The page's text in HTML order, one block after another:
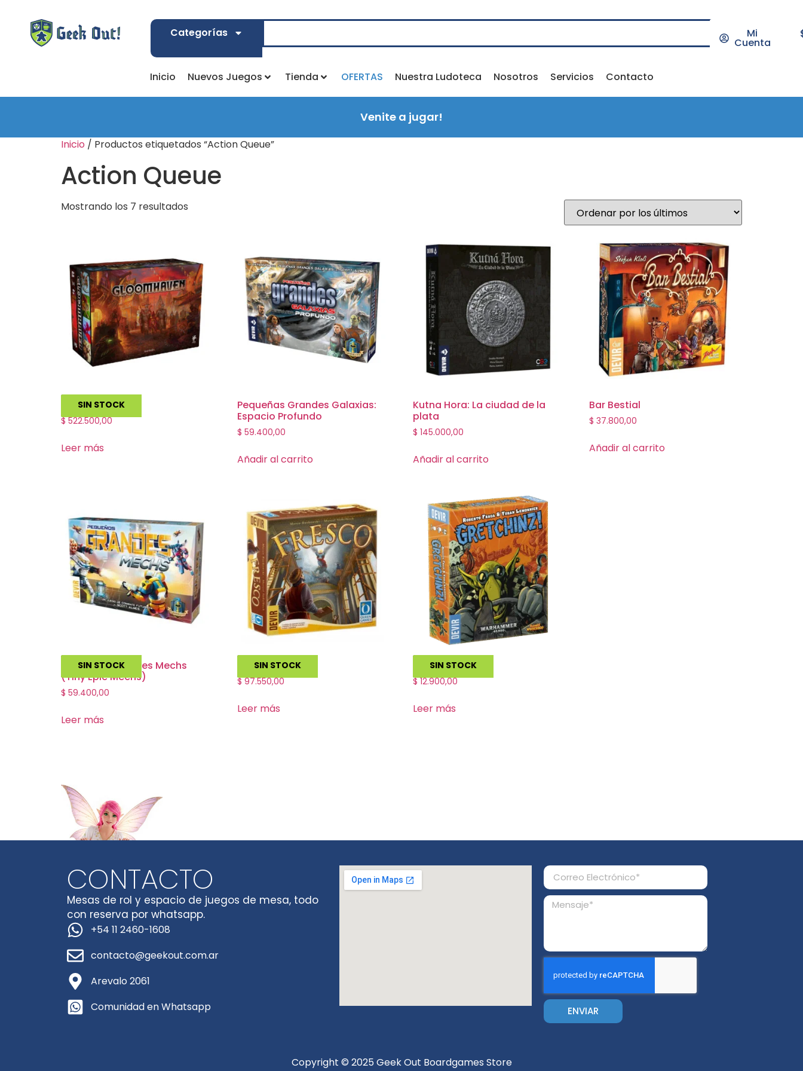
Categorías Mi
Cuenta
Inicio Nuevos Juegos Tienda OFERTAS Nuestra Ludoteca Nosotros Servicios Contacto
Venite a jugar!
Inicio / Productos etiquetados “Action Queue”
Action Queue
Mostrando los 7 resultados
SIN STOCK
Gloomhaven
$ 522.500,00
Leer más
Pequeñas Grandes Galaxias:
Espacio Profundo
$ 59.400,00
Añadir al carrito
Kutna Hora: La ciudad de la
plata
$ 145.000,00
Añadir al carrito
Bar Bestial
$ 37.800,00
Añadir al carrito
SIN STOCK
Pequeños Grandes Mechs
(Tiny Epic Mechs)
$ 59.400,00
Leer más
SIN STOCK
Fresco
$ 97.550,00
Leer más
SIN STOCK
Gretchinz!
$ 12.900,00
Leer más
CONTACTO
Mesas de rol y espacio de juegos de mesa, todo
con reserva por whatsapp.
+54 11 2460-1608
contacto@geekout.com.ar
Arevalo 2061
Comunidad en Whatsapp
ENVIAR
Copyright © 2025 Geek Out Boardgames Store